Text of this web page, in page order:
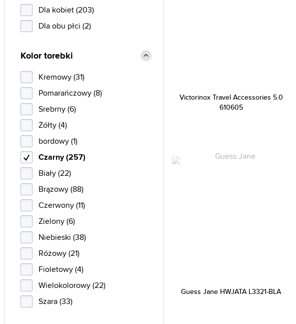
Victorinox Travel Accessories 5.0
610605
Guess Jane HWJATA L3321-BLA
Dla kobiet (203)
Dla obu płci (2)
Kolor torebki
Kremowy (31)
Pomarańczowy (8)
Srebrny (6)
Żółty (4)
bordowy (1)
Czarny (257)
Biały (22)
Brązowy (88)
Czerwony (11)
Zielony (6)
Niebieski (38)
Różowy (21)
Fioletowy (4)
Wielokolorowy (22)
Szara (33)